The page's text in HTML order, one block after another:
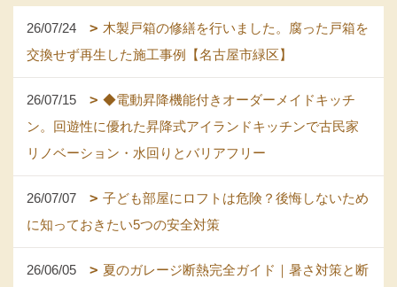
26/07/24
木製戸箱の修繕を行いました。腐った戸箱を
交換せず再生した施工事例【名古屋市緑区】
26/07/15
◆電動昇降機能付きオーダーメイドキッチ
ン。回遊性に優れた昇降式アイランドキッチンで古民家
リノベーション・水回りとバリアフリー
26/07/07
子ども部屋にロフトは危険？後悔しないため
に知っておきたい5つの安全対策
26/06/05
夏のガレージ断熱完全ガイド｜暑さ対策と断